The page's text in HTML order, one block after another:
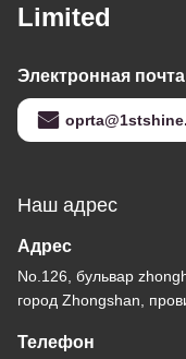
Limited
Электронная почта
Наш адрес
Адрес
No.126, бульвар
город Zhongshan,
Телефон